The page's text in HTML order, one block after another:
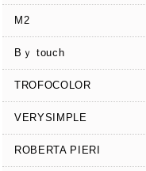
M2
Bｙ touch
TROFOCOLOR
VERYSIMPLE
ROBERTA PIERI